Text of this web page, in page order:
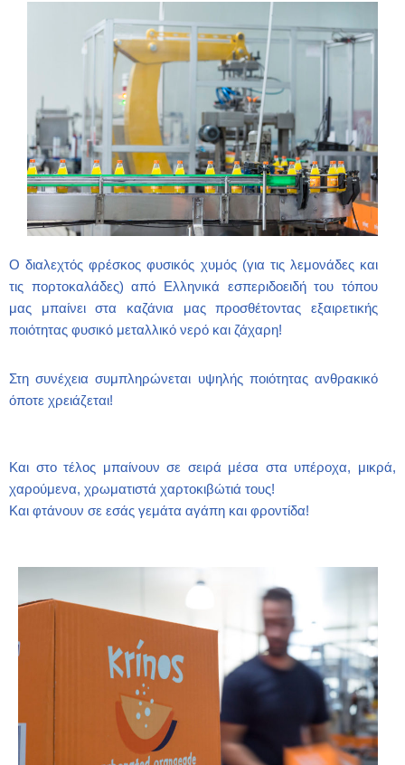
Ο διαλεχτός φρέσκος φυσικός χυμός (για τις λεμονάδες και
τις πορτοκαλάδες) από Ελληνικά εσπεριδοειδή του τόπου
μας μπαίνει στα καζάνια μας προσθέτοντας εξαιρετικής
ποιότητας φυσικό μεταλλικό νερό και ζάχαρη!
Στη συνέχεια συμπληρώνεται υψηλής ποιότητας ανθρακικό
όποτε χρειάζεται!
Και στο τέλος μπαίνουν σε σειρά μέσα στα υπέροχα, μικρά,
χαρούμενα, χρωματιστά χαρτοκιβώτιά τους!
Και φτάνουν σε εσάς γεμάτα αγάπη και φροντίδα!